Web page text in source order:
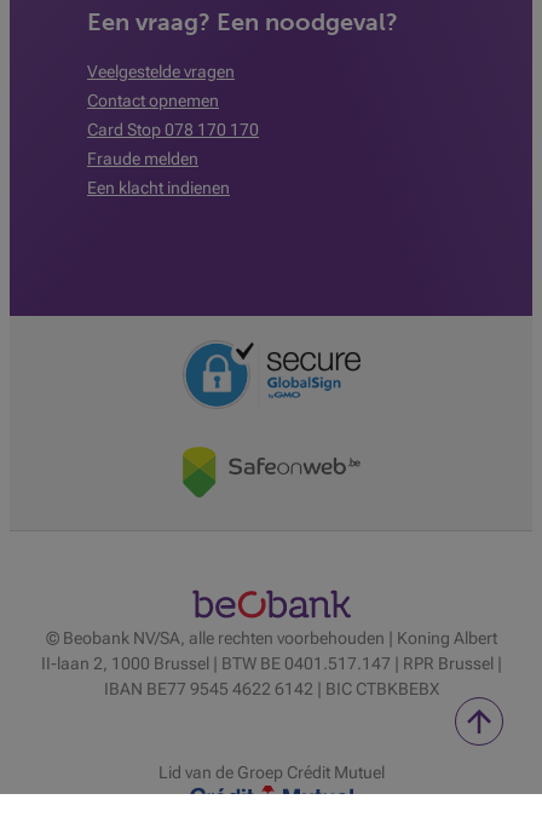
Een vraag? Een noodgeval?
Veelgestelde vragen
Contact opnemen
Card Stop 078 170 170
Fraude melden
Een klacht indienen
© Beobank NV/SA, alle rechten voorbehouden | Koning Albert
II-laan 2, 1000 Brussel | BTW BE 0401.517.147 | RPR Brussel |
IBAN BE77 9545 4622 6142 | BIC CTBKBEBX
Lid van de Groep Crédit Mutuel